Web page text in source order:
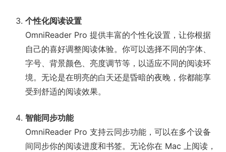
个性化阅读设置
OmniReader Pro 提供丰富的个性化设置，让你根据
自己的喜好调整阅读体验。你可以选择不同的字体、
字号、背景颜色、亮度调节等，以适应不同的阅读环
境。无论是在明亮的白天还是昏暗的夜晚，你都能享
受到舒适的阅读效果。
智能同步功能
OmniReader Pro 支持云同步功能，可以在多个设备
间同步你的阅读进度和书签。无论你在 Mac 上阅读，